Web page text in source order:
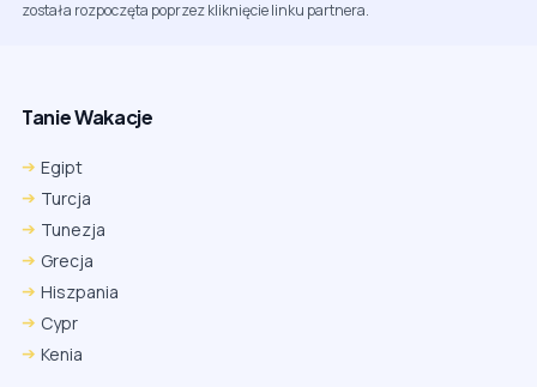
została rozpoczęta poprzez kliknięcie linku partnera.
Tanie Wakacje
Egipt
Turcja
Tunezja
Grecja
Hiszpania
Cypr
Kenia